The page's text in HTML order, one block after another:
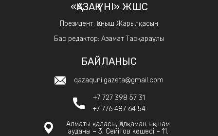
«ҚАЗАҚ ҮНІ» ЖШС
Президент: Қаныш Жарылқасын
Бас редактор: Азамат Тасқараұлы
БАЙЛАНЫС
qazaquni.gazeta@gmail.com
+7 727 398 57 31
+7 776 487 64 54
Алматы қаласы, Қалқаман ықшам
ауданы – 3, Сейітов көшесі – 11.